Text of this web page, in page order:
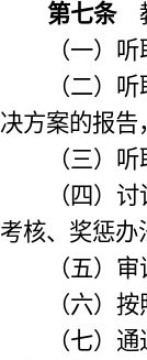
第七条教
（一）
（二）
决方案的报告
（三）
（四）
考核、奖惩办
（五）
（六）
（七）